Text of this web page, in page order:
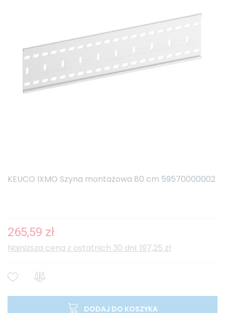
KEUCO IXMO Szyna montażowa 80 cm 59570000002
265,59 zł
Najniższa cena z ostatnich 30 dni: 197,25 zł
DODAJ DO KOSZYKA